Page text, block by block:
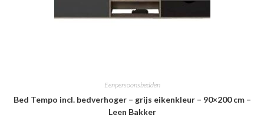
Eenpersoonsbedden
Bed Tempo incl. bedverhoger – grijs eikenkleur – 90×200 cm –
Leen Bakker